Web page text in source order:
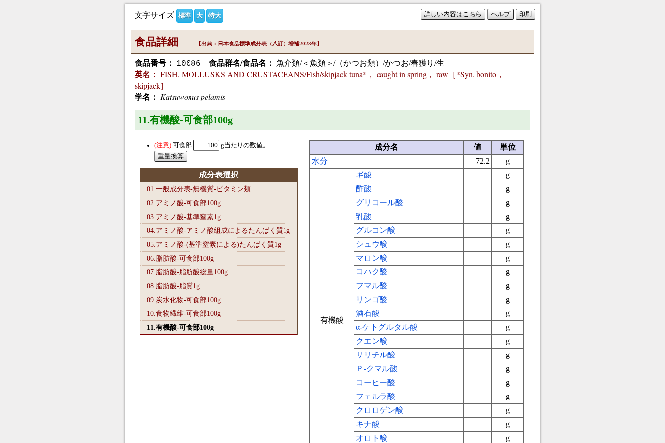
詳しい内容はこちら ヘルプ 印刷
文字サイズ 標準 大 特大
食品詳細 【出典：日本食品標準成分表（八訂）増補2023年】
食品番号： 10086 食品群名/食品名： 魚介類/＜魚類＞/（かつお類）/かつお/春獲り/生
英名： FISH, MOLLUSKS AND CRUSTACEANS/Fish/skipjack tuna*， caught in spring， raw［*Syn. bonito，
skipjack］
学名： Katsuwonus pelamis
11.有機酸-可食部100g
可食部 g当たりの数値。
成分表選択
01.一般成分表-無機質-ビタミン類
02.アミノ酸-可食部100g
03.アミノ酸-基準窒素1g
04.アミノ酸-アミノ酸組成によるたんぱく質1g
05.アミノ酸-(基準窒素による)たんぱく質1g
06.脂肪酸-可食部100g
07.脂肪酸-脂肪酸総量100g
08.脂肪酸-脂質1g
09.炭水化物-可食部100g
10.食物繊維-可食部100g
11.有機酸-可食部100g
成分名 値
単位
水分
72.2 g
有機酸
ギ酸
g
酢酸
g
グリコール酸
g
乳酸
g
グルコン酸
g
シュウ酸
g
マロン酸
g
コハク酸
g
フマル酸
g
リンゴ酸
g
酒石酸
g
α-ケトグルタル酸
g
クエン酸
g
サリチル酸
g
Ｐ-クマル酸
g
コーヒー酸
g
フェルラ酸
g
クロロゲン酸
g
キナ酸
g
オロト酸
g